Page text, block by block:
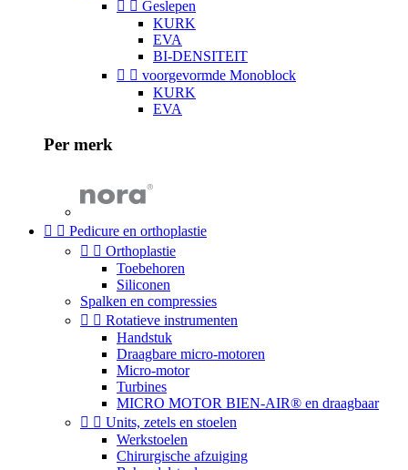
  Geslepen
KURK
EVA
BI-DENSITEIT
  voorgevormde Monoblock
KURK
EVA
Per merk
  Pedicure en orthoplastie
  Orthoplastie
Toebehoren
Siliconen
Spalken en compressies
  Rotatieve instrumenten
Handstuk
Draagbare micro-motoren
Micro-motor
Turbines
MICRO MOTOR BIEN-AIR® en draagbaar
  Units, zetels en stoelen
Werkstoelen
Chirurgische afzuiging